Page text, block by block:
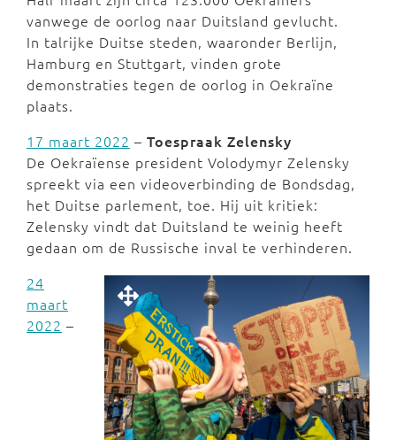
vanwege de oorlog naar Duitsland gevlucht.
In talrijke Duitse steden, waaronder Berlijn,
Hamburg en Stuttgart, vinden grote
demonstraties tegen de oorlog in Oekraïne
plaats.
17 maart 2022 – Toespraak Zelensky
De Oekraïense president Volodymyr Zelensky
spreekt via een videoverbinding de Bondsdag,
het Duitse parlement, toe. Hij uit kritiek:
Zelensky vindt dat Duitsland te weinig heeft
gedaan om de Russische inval te verhinderen.
24
maart
2022 –